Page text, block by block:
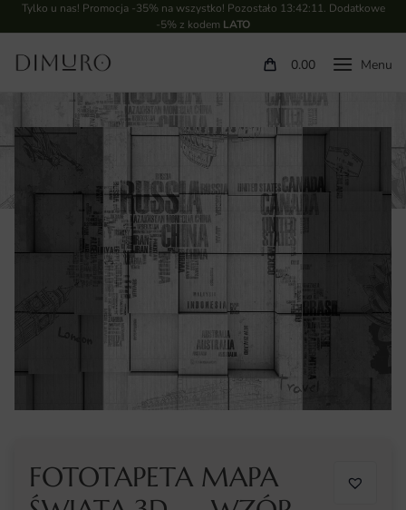
Tylko u nas! Promocja -35% na wszystko! Pozostało 13:42:10. Dodatkowe
-5% z kodem LATO
0.00
FOTOTAPETA MAPA